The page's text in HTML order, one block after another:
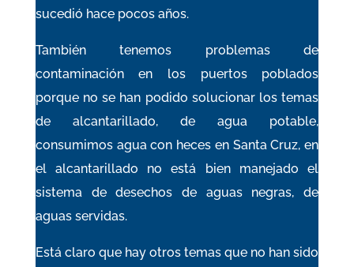
sucedió hace pocos años.
También tenemos problemas de
contaminación en los puertos poblados
porque no se han podido solucionar los temas
de alcantarillado, de agua potable,
consumimos agua con heces en Santa Cruz, en
el alcantarillado no está bien manejado el
sistema de desechos de aguas negras, de
aguas servidas.
Está claro que hay otros temas que no han sido